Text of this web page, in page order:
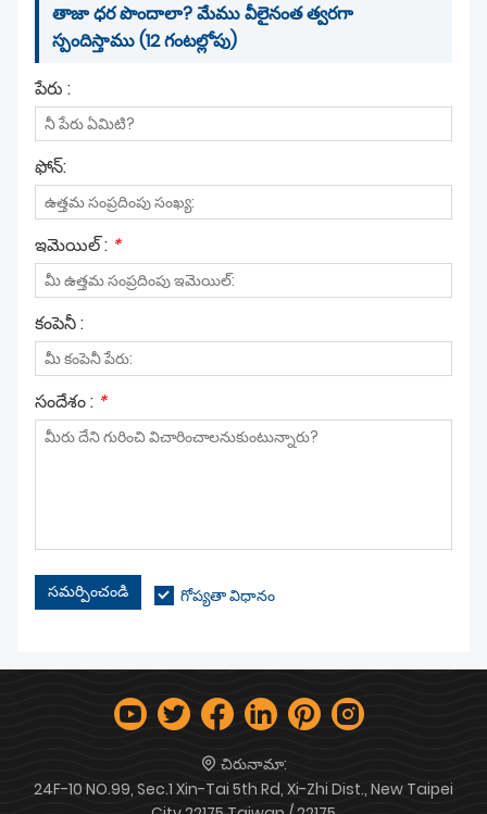
తాజా ధర పొందాలా? మేము వీలైనంత త్వరగా
స్పందిస్తాము (12 గంటల్లోపు)
పేరు :
ఫోన్:
ఇమెయిల్ : *
కంపెనీ :
సందేశం : *
సమర్పించండి గోప్యతా విధానం
చిరునామా:
24F-10 NO.99, Sec.1 Xin-Tai 5th Rd, Xi-Zhi Dist., New Taipei